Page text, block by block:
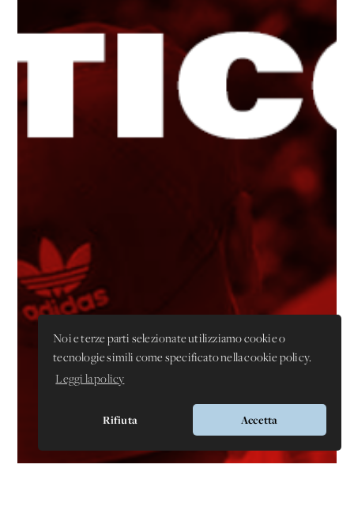
Noi e terze parti selezionate utilizziamo cookie o
tecnologie simili come specificato nella cookie policy.
Leggi la policy
Rifiuta Accetta